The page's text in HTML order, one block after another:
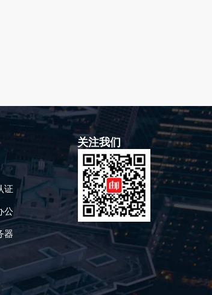
证
公
器
关注我们